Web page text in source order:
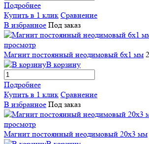
Подробнее
Купить в 1 клик Сравнение
В избранное Под заказ
просмотр
Магнит постоянный неодимовый 6х1 мм
В корзину
Подробнее
Купить в 1 клик Сравнение
В избранное Под заказ
просмотр
Магнит постоянный неодимовый 20х3 мм